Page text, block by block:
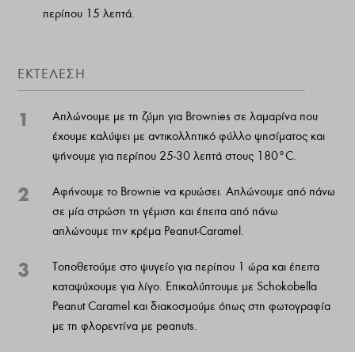
περίπου 15 λεπτά.
ΕΚΤΕΛΕΣΗ
1
Απλώνουμε με τη ζύμη για Brownies σε λαμαρίνα που
έχουμε καλύψει με αντικολλητικό φύλλο ψησίματος και
ψήνουμε για περίπου 25-30 λεπτά στους 180°C.
2
Αφήνουμε το Brownie να κρυώσει. Απλώνουμε από πάνω
σε μία στρώση τη γέμιση και έπειτα από πάνω
απλώνουμε την κρέμα Peanut-Caramel.
3
Τοποθετούμε στο ψυγείο για περίπου 1 ώρα και έπειτα
καταψύχουμε για λίγο. Επικαλύπτουμε με Schokobella
Peanut Caramel και διακοσμούμε όπως στη φωτογραφία
με τη φλορεντίνα με peanuts.